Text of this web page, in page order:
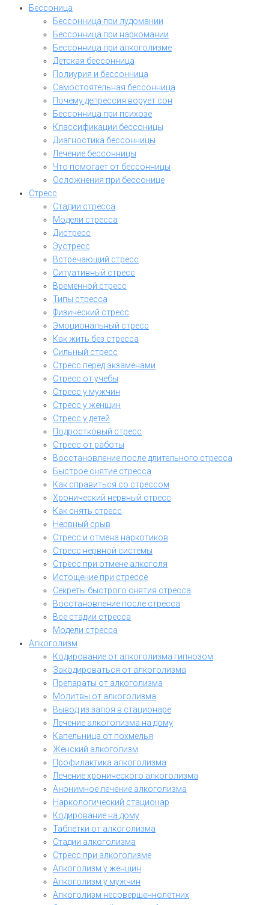
Бессоница
Бессонница при лудомании
Бессонница при наркомании
Бессонница при алкоголизме
Детская бессонница
Полиурия и бессонница
Самостоятельная бессонница
Почему депрессия ворует сон
Бессонница при психозе
Классификации бессоницы
Диагностика бессонницы
Лечение бессонницы
Что помогает от бессонницы
Осложнения при бессонице
Стресс
Стадии стресса
Модели стресса
Дистресс
Эустресс
Встречающий стресс
Ситуативный стресс
Временной стресс
Типы стресса
Физический стресс
Эмоциональный стресс
Как жить без стресса
Сильный стресс
Стресс перед экзаменами
Стресс от учебы
Стресс у мужчин
Стресс у женщин
Стресс у детей
Подростковый стресс
Стресс от работы
Восстановление после длительного стресса
Быстрое снятие стресса
Как справиться со стрессом
Хронический нервный стресс
Как снять стресс
Нервный срыв
Стресс и отмена наркотиков
Стресс нервной системы
Стресс при отмене алкоголя
Истощение при стрессе
Секреты быстрого снятия стресса
Восстановление после стресса
Все стадии стресса
Модели стресса
Алкоголизм
Кодирование от алкоголизма гипнозом
Закодироваться от алкоголизма
Препараты от алкоголизма
Молитвы от алкоголизма
Вывод из запоя в стационаре
Лечение алкоголизма на дому
Капельница от похмелья
Женский алкоголизм
Профилактика алкоголизма
Лечение хронического алкоголизма
Анонимное лечение алкоголизма
Наркологический стационар
Кодирование на дому
Таблетки от алкоголизма
Стадии алкоголизма
Стресс при алкоголизме
Алкоголизм у женщин
Алкоголизм у мужчин
Алкоголизм несовершеннолетних